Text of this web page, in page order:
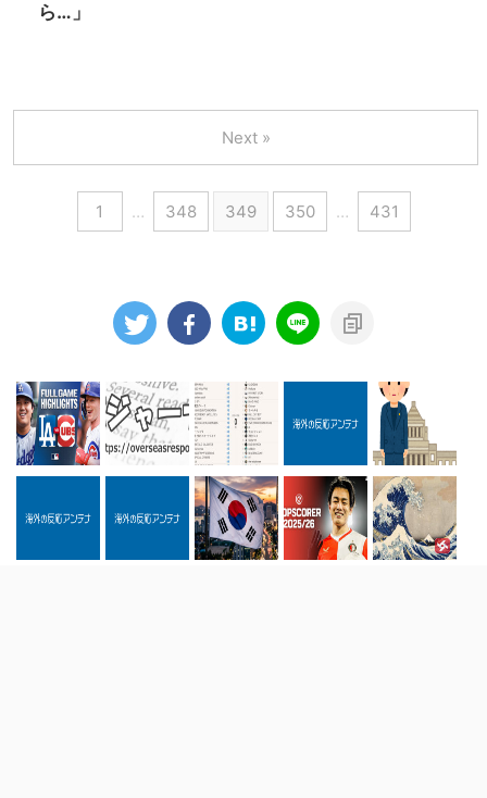
ら…」
1 … 348 349 350 … 431
Next »